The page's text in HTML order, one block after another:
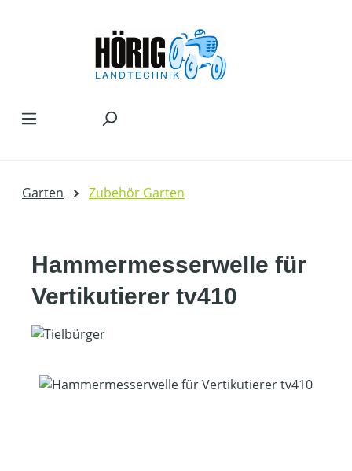
Garten Zubehör Garten
Hammermesserwelle für
Vertikutierer tv410
Bildergalerie überspringen